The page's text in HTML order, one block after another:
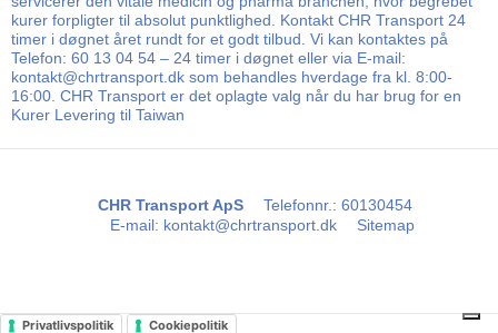
kurer forpligter til absolut punktlighed. Kontakt CHR Transport 24
timer i døgnet året rundt for et godt tilbud. Vi kan kontaktes på
Telefon: 60 13 04 54 – 24 timer i døgnet eller via E-mail:
kontakt@chrtransport.dk som behandles hverdage fra kl. 8:00-
16:00. CHR Transport er det oplagte valg når du har brug for en
Kurer Levering til Taiwan
CHR Transport ApS Telefonnr.: 60130454
E-mail: kontakt@chrtransport.dk Sitemap
Privatlivspolitik Cookiepolitik